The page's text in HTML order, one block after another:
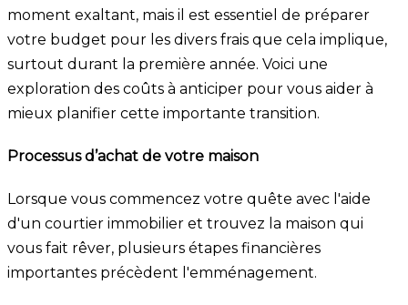
moment exaltant, mais il est essentiel de préparer
votre budget pour les divers frais que cela implique,
surtout durant la première année. Voici une
exploration des coûts à anticiper pour vous aider à
mieux planifier cette importante transition.
Processus d’achat de votre maison
Lorsque vous commencez votre quête avec l'aide
d'un courtier immobilier et trouvez la maison qui
vous fait rêver, plusieurs étapes financières
importantes précèdent l'emménagement.